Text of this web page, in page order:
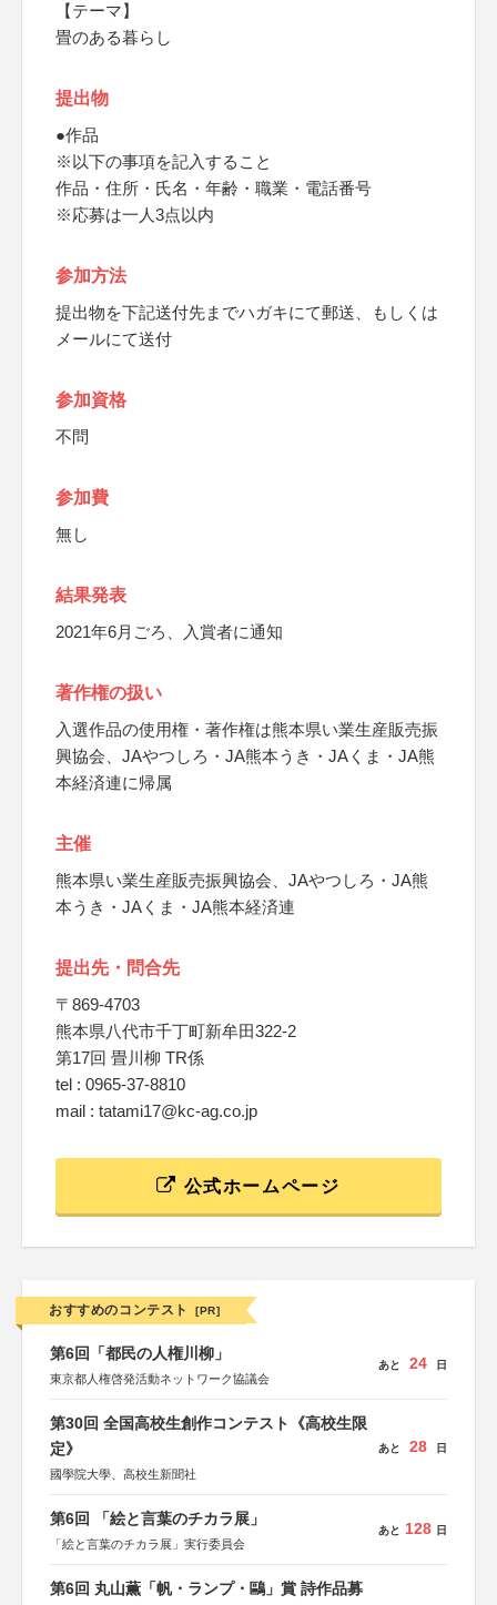
【テーマ】
畳のある暮らし
提出物
●作品
※以下の事項を記入すること
作品・住所・氏名・年齢・職業・電話番号
※応募は一人3点以内
参加方法
提出物を下記送付先までハガキにて郵送、もしくは
メールにて送付
参加資格
不問
参加費
無し
結果発表
2021年6月ごろ、入賞者に通知
著作権の扱い
入選作品の使用権・著作権は熊本県い業生産販売振
興協会、JAやつしろ・JA熊本うき・JAくま・JA熊
本経済連に帰属
主催
熊本県い業生産販売振興協会、JAやつしろ・JA熊
本うき・JAくま・JA熊本経済連
提出先・問合先
〒869-4703
熊本県八代市千丁町新牟田322-2
第17回 畳川柳 TR係
tel : 0965-37-8810
mail : tatami17@kc-ag.co.jp
公式ホームページ
おすすめのコンテスト [PR]
第6回「都民の人権川柳」
東京都人権啓発活動ネットワーク協議会
あと 24 日
第30回 全国高校生創作コンテスト《高校生限
定》
國學院大學、高校生新聞社
あと 28 日
第6回 「絵と言葉のチカラ展」
「絵と言葉のチカラ展」実行委員会
あと 128 日
第6回 丸山薫「帆・ランプ・鷗」賞 詩作品募